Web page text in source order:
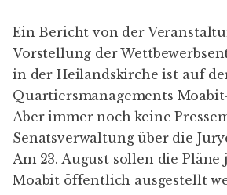
Ein Bericht von der
Vorstellung der
in der Heilandskirche ist auf
Quartiersmanagements
Aber immer noch keine
Senatsverwaltung über die
Am 23. August sollen die Pläne
Moabit öffentlich ausgestellt